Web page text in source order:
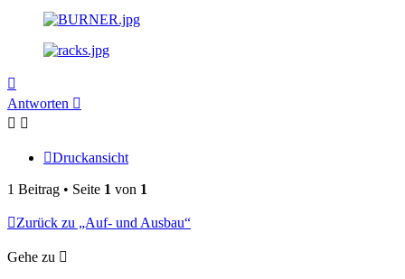
oben
Antworten
Druckansicht
1 Beitrag • Seite 1 von 1
Zurück zu „Auf- und Ausbau“
Gehe zu